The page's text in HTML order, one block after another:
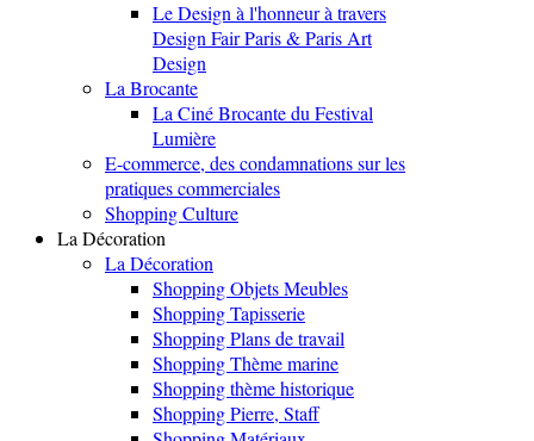
Le Design à l'honneur à travers
Design Fair Paris & Paris Art
Design
La Brocante
La Ciné Brocante du Festival
Lumière
E-commerce, des condamnations sur les
pratiques commerciales
Shopping Culture
La Décoration
La Décoration
Shopping Objets Meubles
Shopping Tapisserie
Shopping Plans de travail
Shopping Thème marine
Shopping thème historique
Shopping Pierre, Staff